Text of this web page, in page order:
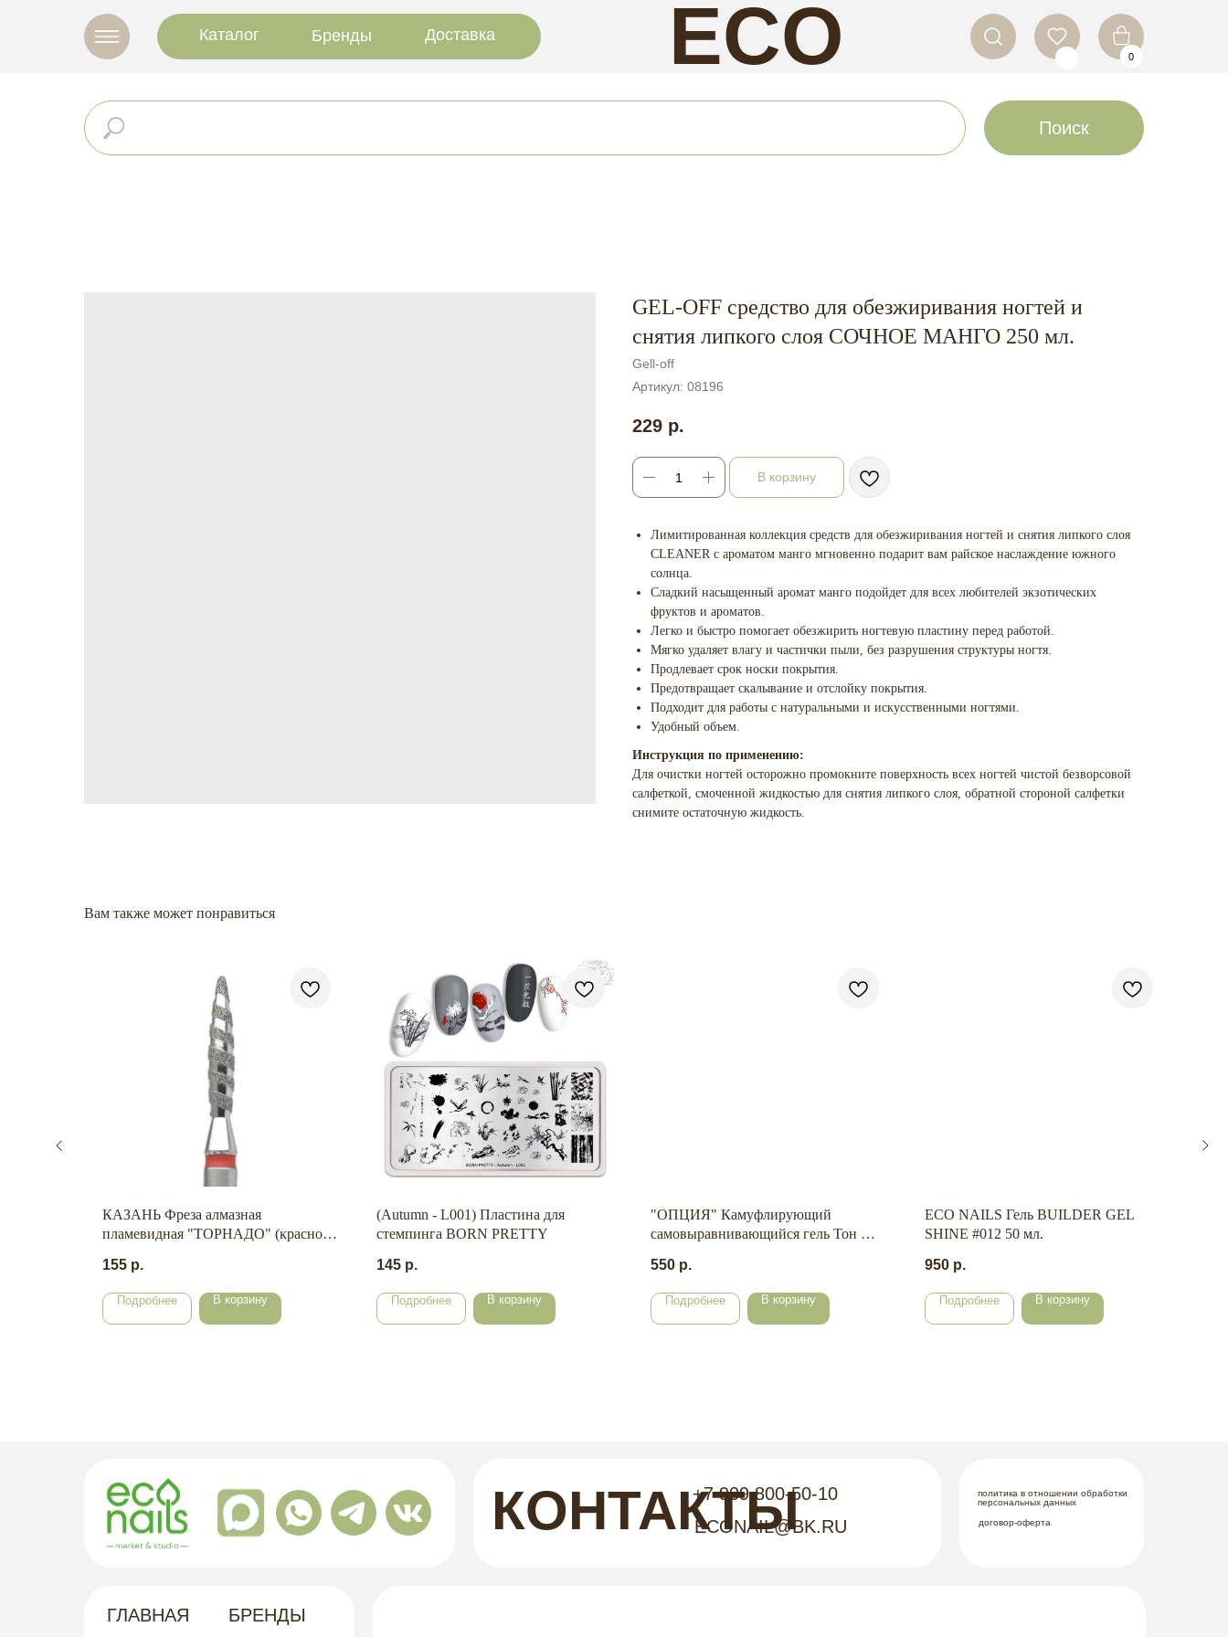
0
ECO
NAILS
Доставка
Каталог Бренды
Поиск
GEL-OFF средство для обезжиривания ногтей и
снятия липкого слоя СОЧНОЕ МАНГО 250 мл.
Gell-off
Артикул: 08196
229 р.
В корзину
Лимитированная коллекция средств для обезжиривания ногтей и снятия липкого слоя
CLEANER с ароматом манго мгновенно подарит вам райское наслаждение южного
солнца.
Сладкий насыщенный аромат манго подойдет для всех любителей экзотических
фруктов и ароматов.
Легко и быстро помогает обезжирить ногтевую пластину перед работой.
Мягко удаляет влагу и частички пыли, без разрушения структуры ногтя.
Продлевает срок носки покрытия.
Предотвращает скалывание и отслойку покрытия.
Подходит для работы с натуральными и искусственными ногтями.
Удобный объем.
Инструкция по применению:
Для очистки ногтей осторожно промокните поверхность всех ногтей чистой безворсовой
салфеткой, смоченной жидкостью для снятия липкого слоя, обратной стороной салфетки
снимите остаточную жидкость.
Вам также может понравиться
КАЗАНЬ Фреза алмазная
пламевидная "ТОРНАДО" (красное)
155 р.
Подробнее В корзину
(Autumn - L001) Пластина для
стемпинга BORN PRETTY
145 р.
Подробнее В корзину
"ОПЦИЯ" Камуфлирующий
самовыравнивающийся гель Тон №7
550 р.
Подробнее В корзину
ECO NAILS Гель BUILDER GEL
SHINE #012 50 мл.
950 р.
Подробнее В корзину
БРЕНДЫ
КОНТАКТЫ
ГЛАВНАЯ
+7 909 800-50-10
ECONAIL@BK.RU
политика в отношении обработки
персональных данных
договор-оферта